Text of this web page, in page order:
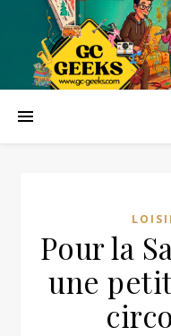
Pour la
une